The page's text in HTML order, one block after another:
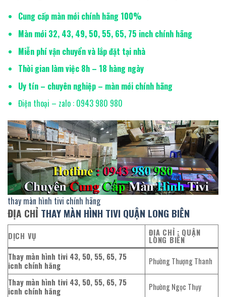
Cung cấp màn mới chính hãng 100%
Màn mới 32, 43, 49, 50, 55, 65, 75 inch chính hãng
Miễn phí vận chuyển và lắp đặt tại nhà
Thời gian làm việc 8h – 18 hàng ngày
Uy tín – chuyên nghiệp – màn mới chính hãng
Điện thoại – zalo : 0943 980 980
thay màn hình tivi chính hãng
ĐỊA CHỈ THAY MÀN HÌNH TIVI QUẬN LONG BIÊN
DỊCH VỤ ĐỊA CHỈ : QUẬN
LONG BIÊN
Thay màn hình tivi 43, 50, 55, 65, 75
icnh chính hãng
Phường Thượng Thanh
Thay màn hình tivi 43, 50, 55, 65, 75
icnh chính hãng
Phường Ngọc Thụy